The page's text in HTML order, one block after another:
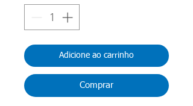
Adicione ao carrinho
Comprar